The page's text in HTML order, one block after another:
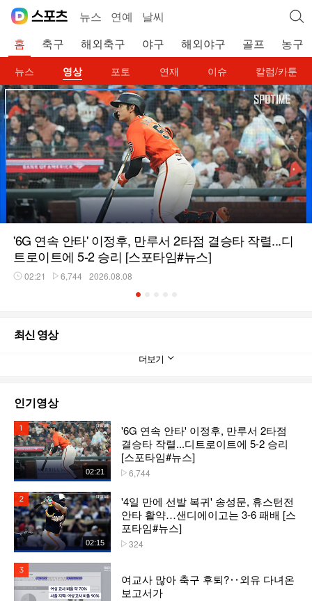
뉴스 연예 날씨
홈 축구 해외축구 야구 해외야구 골프 농구
뉴스 영상 포토 연재 이슈 칼럼/카툰
'6G 연속 안타' 이정후, 만루서 2타점 결승타 작렬...디
트로이트에 5-2 승리 [스포타임#뉴스]
02:21 6,744 2026.08.08
최신 영상
더보기
인기영상
02:21
'6G 연속 안타' 이정후, 만루서 2타점
결승타 작렬...디트로이트에 5-2 승리
[스포타임#뉴스]
6,744
02:15
'4일 만에 선발 복귀' 송성문, 휴스턴전
안타 활약…샌디에이고는 3-6 패배 [스
포타임#뉴스]
324
여교사 많아 축구 후퇴?‥외유 다녀온
보고서가